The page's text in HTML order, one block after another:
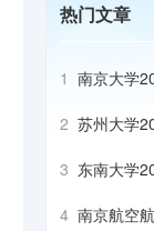
热门文章
1 南京大学
2 苏州大学
3 东南大学
4 南京航空